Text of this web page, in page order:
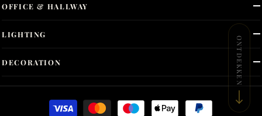
OFFICE & HALLWAY
LIGHTING
DECORATION ONTDEKKEN